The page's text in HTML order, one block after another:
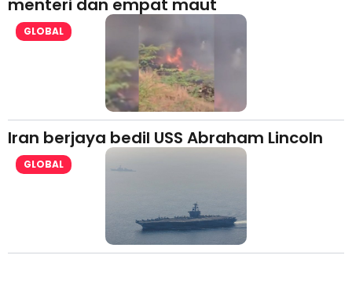
menteri dan empat maut
GLOBAL
Iran berjaya bedil USS Abraham Lincoln
GLOBAL